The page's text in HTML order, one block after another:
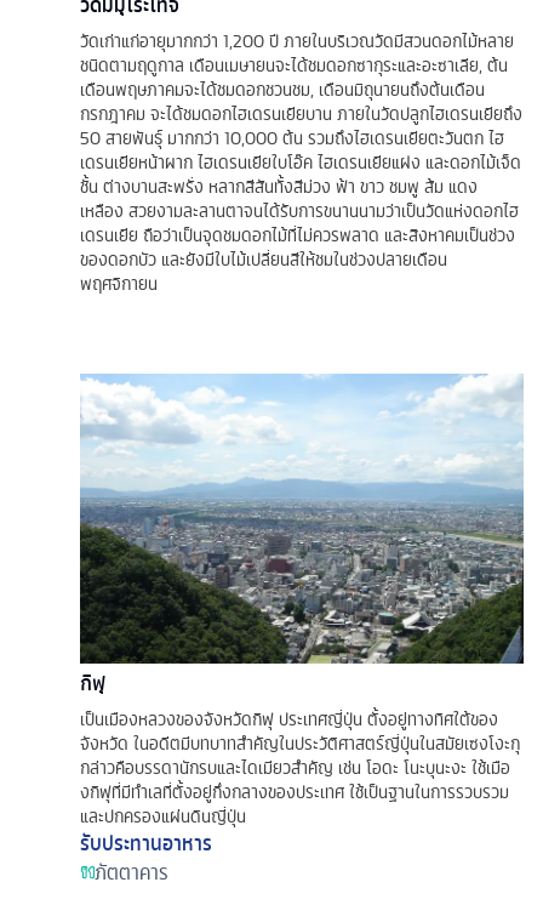
วัดเก่าแก่อายุมากกว่า 1,200 ปี ภายในบริเวณวัดมีสวนดอกไม้หลาย
ชนิดตามฤดูกาล เดือนเมษายนจะได้ชมดอกซากุระและอะซาเลีย, ต้น
เดือนพฤษภาคมจะได้ชมดอกชวนชม, เดือนมิถุนายนถึงต้นเดือน
กรกฎาคม จะได้ชมดอกไฮเดรนเยียบาน ภายในวัดปลูกไฮเดรนเยียถึง
50 สายพันธุ์ มากกว่า 10,000 ต้น รวมถึงไฮเดรนเยียตะวันตก ไฮ
เดรนเยียหน้าผาก ไฮเดรนเยียใบโอ๊ค ไฮเดรนเยียแฝง และดอกไม้เจ็ด
ชั้น ต่างบานสะพรั่ง หลากสีสันทั้งสีม่วง ฟ้า ขาว ชมพู ส้ม แดง
เหลือง สวยงามละลานตาจนได้รับการขนานนามว่าเป็นวัดแห่งดอกไฮ
เดรนเยีย ถือว่าเป็นจุดชมดอกไม้ที่ไม่ควรพลาด และสิงหาคมเป็นช่วง
ของดอกบัว และยังมีใบไม้เปลี่ยนสีให้ชมในช่วงปลายเดือน
พฤศจิกายน
กิฟุ
เป็นเมืองหลวงของจังหวัดกิฟุ ประเทศญี่ปุ่น ตั้งอยู่ทางทิศใต้ของ
จังหวัด ในอดีตมีบทบาทสำคัญในประวัติศาสตร์ญี่ปุ่นในสมัยเซงโงะกุ
กล่าวคือบรรดานักรบและไดเมียวสำคัญ เช่น โอดะ โนะบุนะงะ ใช้เมือ
งกิฟุที่มีทำเลที่ตั้งอยู่กึ่งกลางของประเทศ ใช้เป็นฐานในการรวบรวม
และปกครองแผ่นดินญี่ปุ่น
รับประทานอาหาร
ภัตตาคาร